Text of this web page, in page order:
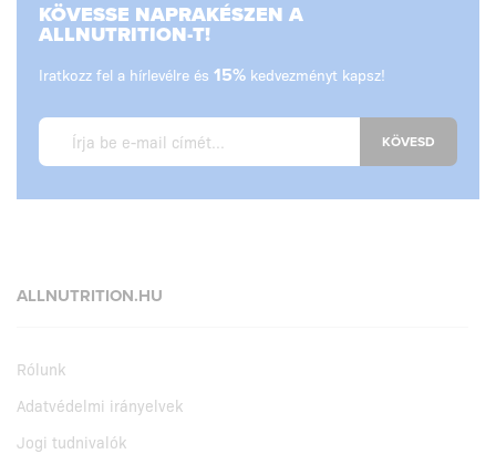
KÖVESSE NAPRAKÉSZEN A
ALLNUTRITION-T!
Iratkozz fel a hírlevélre és 15% kedvezményt kapsz!
KÖVESD
ALLNUTRITION.HU
Rólunk
Adatvédelmi irányelvek
Jogi tudnivalók